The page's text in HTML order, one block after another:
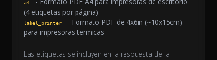
a4
- Formato PDF A4 para impresoras de escritorio
(4 etiquetas por página)
label_printer
- Formato PDF de 4x6in (~10x15cm)
para impresoras térmicas
Las etiquetas se incluyen en la respuesta de la